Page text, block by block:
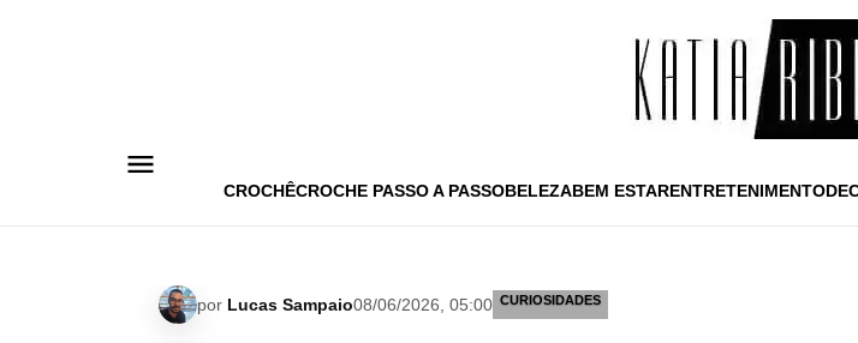
CROCHÊCROCHE PASSO A PASSOBELEZABEM ESTARENTRETENIMENTO
por Lucas Sampaio08/06/2026, 05:00 CURIOSIDADES